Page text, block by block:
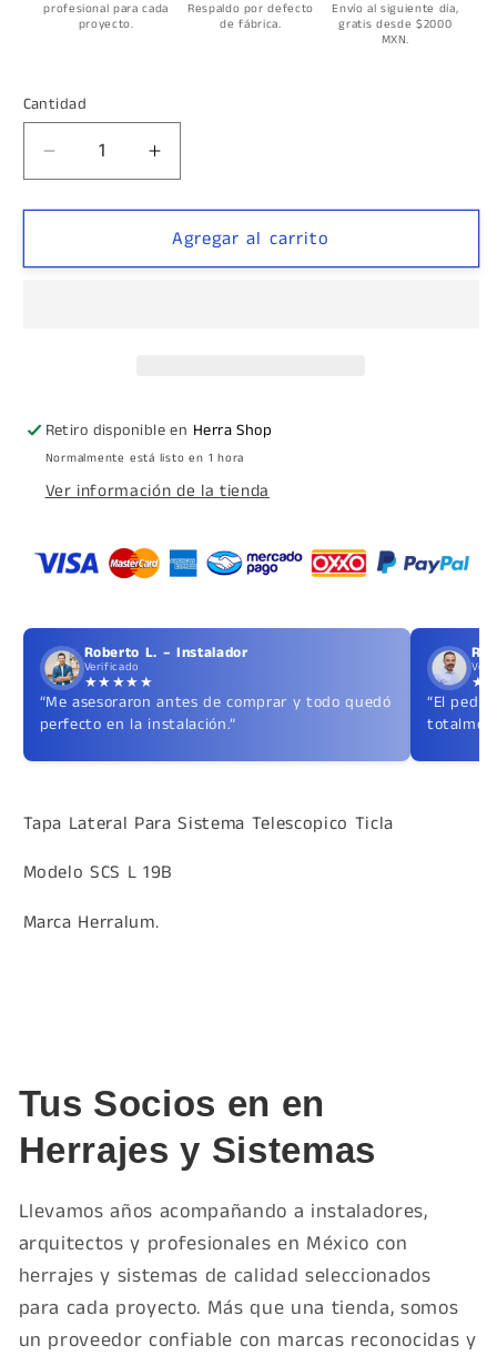
profesional para cada
proyecto.
Respaldo por defecto
de fábrica.
Envío al siguiente día,
gratis desde $2000
MXN.
Cantidad
Cantidad
Reducir
cantidad
para
Lateral
Aumentar
cantidad
para
Tapa
Lateral
Agregar al carrito
Retiro disponible en Herra Shop
Normalmente está listo en 1 hora
Ver información de la tienda
Roberto L. – Instalador
Verificado
★★★★★
“Me asesoraron antes de comprar y todo quedó
perfecto en la instalación.”
“El
Tapa Lateral Para Sistema Telescopico Ticla
Modelo SCS L 19B
Marca Herralum.
Tus Socios en en
Herrajes y Sistemas
Llevamos años acompañando a instaladores,
arquitectos y profesionales en México con
herrajes y sistemas de calidad seleccionados
para cada proyecto. Más que una tienda, somos
un proveedor confiable con marcas reconocidas y